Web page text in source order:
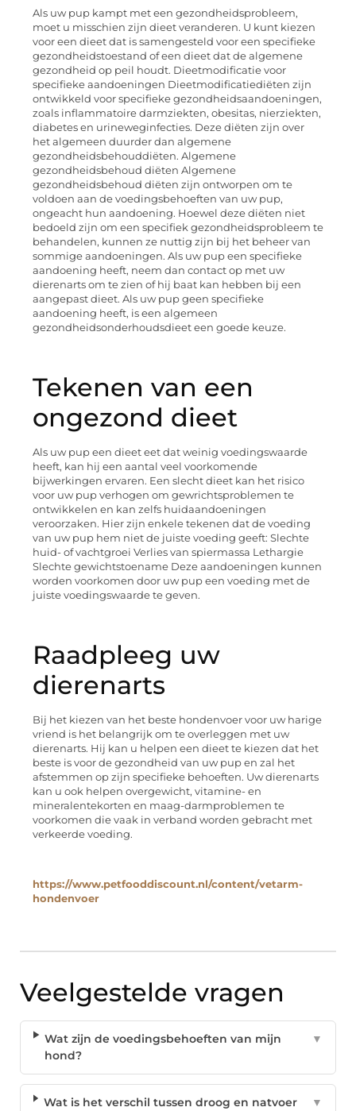
Als uw pup kampt met een gezondheidsprobleem,
moet u misschien zijn dieet veranderen. U kunt kiezen
voor een dieet dat is samengesteld voor een specifieke
gezondheidstoestand of een dieet dat de algemene
gezondheid op peil houdt. Dieetmodificatie voor
specifieke aandoeningen Dieetmodificatiediëten zijn
ontwikkeld voor specifieke gezondheidsaandoeningen,
zoals inflammatoire darmziekten, obesitas, nierziekten,
diabetes en urineweginfecties. Deze diëten zijn over
het algemeen duurder dan algemene
gezondheidsbehouddiëten. Algemene
gezondheidsbehoud diëten Algemene
gezondheidsbehoud diëten zijn ontworpen om te
voldoen aan de voedingsbehoeften van uw pup,
ongeacht hun aandoening. Hoewel deze diëten niet
bedoeld zijn om een specifiek gezondheidsprobleem te
behandelen, kunnen ze nuttig zijn bij het beheer van
sommige aandoeningen. Als uw pup een specifieke
aandoening heeft, neem dan contact op met uw
dierenarts om te zien of hij baat kan hebben bij een
aangepast dieet. Als uw pup geen specifieke
aandoening heeft, is een algemeen
gezondheidsonderhoudsdieet een goede keuze.
Tekenen van een
ongezond dieet
Als uw pup een dieet eet dat weinig voedingswaarde
heeft, kan hij een aantal veel voorkomende
bijwerkingen ervaren. Een slecht dieet kan het risico
voor uw pup verhogen om gewrichtsproblemen te
ontwikkelen en kan zelfs huidaandoeningen
veroorzaken. Hier zijn enkele tekenen dat de voeding
van uw pup hem niet de juiste voeding geeft: Slechte
huid- of vachtgroei Verlies van spiermassa Lethargie
Slechte gewichtstoename Deze aandoeningen kunnen
worden voorkomen door uw pup een voeding met de
juiste voedingswaarde te geven.
Raadpleeg uw
dierenarts
Bij het kiezen van het beste hondenvoer voor uw harige
vriend is het belangrijk om te overleggen met uw
dierenarts. Hij kan u helpen een dieet te kiezen dat het
beste is voor de gezondheid van uw pup en zal het
afstemmen op zijn specifieke behoeften. Uw dierenarts
kan u ook helpen overgewicht, vitamine- en
mineralentekorten en maag-darmproblemen te
voorkomen die vaak in verband worden gebracht met
verkeerde voeding.
https://www.petfooddiscount.nl/content/vetarm-
hondenvoer
Veelgestelde vragen
Wat zijn de voedingsbehoeften van mijn
hond?
▼
Wat is het verschil tussen droog en natvoer
▼